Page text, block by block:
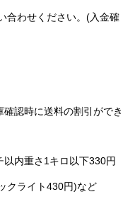
合わせください。(入金確
認時に送料の割引ができ
内重さ1キロ以下330円
クライト430円)など